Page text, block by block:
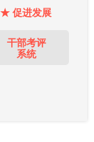
★ 促进发展
干部考评
系统